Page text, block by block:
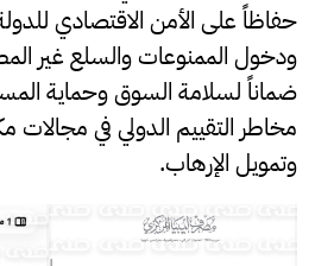
حفاظاً على الأمن الاقتصادي
ودخول الممنوعات والسلع غير
ضماناً لسلامة السوق وحماية
مخاطر التقييم الدولي في
وتمويل الإرهاب.